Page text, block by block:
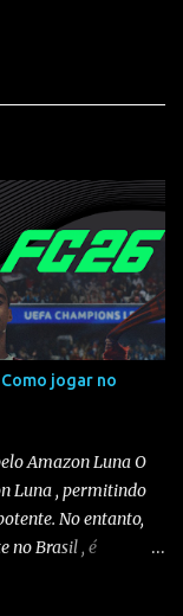
jogar no
Amazon Luna O
Luna , permitindo
No entanto,
no Brasil , é